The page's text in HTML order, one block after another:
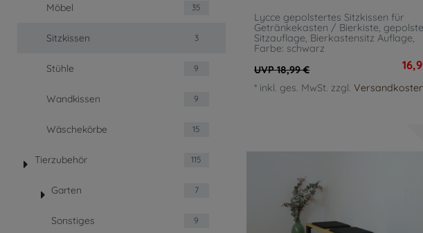
Möbel 35
Sitzkissen 3
Stühle 9
Wandkissen 9
Wäschekörbe 15
Tierzubehör 115
Garten 7
Sonstiges 9
Lycce gepolstertes Sitzkissen für
Getränkekasten / Bierkiste,
Sitzauflage, Bierkastensitz Auflage,
Farbe: schwarz
UVP 18,99 €
* inkl. ges. MwSt. zzgl.Versandkosten